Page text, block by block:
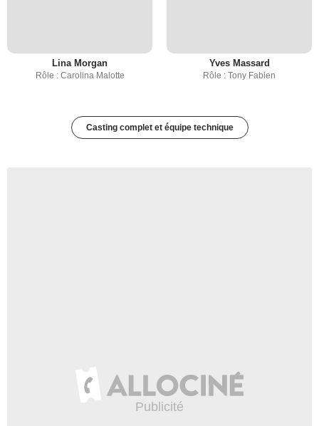
Lina Morgan
Rôle : Carolina Malotte
Yves Massard
Rôle : Tony Fabien
Casting complet et équipe technique